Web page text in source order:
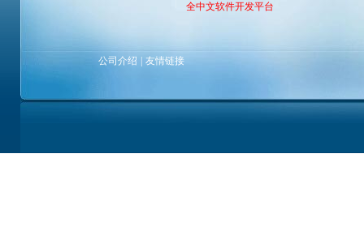
全中文软件开发平台
公司介绍 友情链接